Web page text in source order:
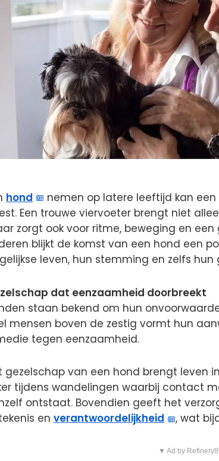
hond
nemen op latere leeftijd kan
Een trouwe viervoeter brengt niet
zorgt ook voor ritme, beweging en een
blijkt de komst van een hond een
leven, hun stemming en zelfs hun
dat eenzaamheid doorbreekt
staan bekend om hun
mensen boven de zestig vormt hun
tegen eenzaamheid.
gezelschap van een hond brengt leven
tijdens wandelingen waarbij contact
ontstaat. Bovendien geeft het
en verantwoordelijkheid , wat
▼ Ad by